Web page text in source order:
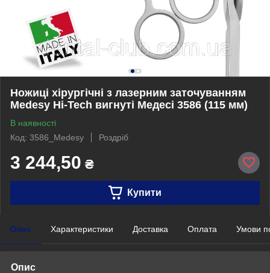
Ножиці хірургічні з лазерним заточуванням
Medesy Hi-Tech вигнуті Медесі 3586 (115 мм)
В наявності
Код: 3586_Medesy
Роздріб
3 244,50 ₴
Купити
Опис Характеристики Доставка Оплата Умови
Опис